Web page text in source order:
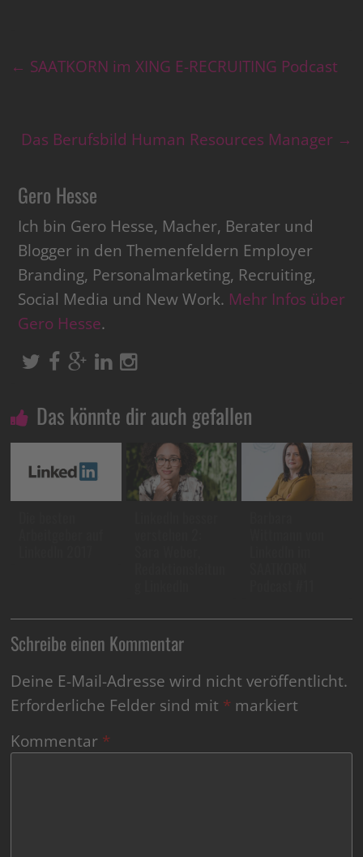
← SAATKORN im XING E-RECRUITING Podcast
Das Berufsbild Human Resources Manager →
Gero Hesse
Ich bin Gero Hesse, Macher, Berater und
Blogger in den Themenfeldern Employer
Branding, Personalmarketing, Recruiting,
Social Media und New Work. Mehr Infos über
Gero Hesse.
Das könnte dir auch gefallen
Schreibe einen Kommentar
Deine E-Mail-Adresse wird nicht veröffentlicht.
Erforderliche Felder sind mit * markiert
Kommentar *